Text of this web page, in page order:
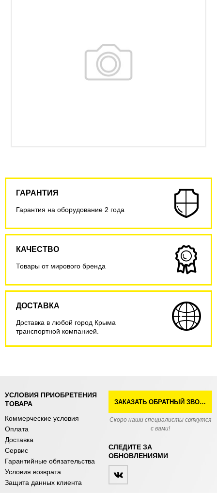
ГАРАНТИЯ
Гарантия на оборудование 2 года
КАЧЕСТВО
Товары от мирового бренда
ДОСТАВКА
Доставка в любой город Крыма
транспортной компанией.
УСЛОВИЯ ПРИОБРЕТЕНИЯ
ТОВАРА
Коммерческие условия
Оплата
Доставка
Сервис
Гарантийные обязательства
Условия возврата
Защита данных клиента
ЗАКАЗАТЬ ОБРАТНЫЙ ЗВОНОК
Скоро наши специалисты свяжутся
с вами!
СЛЕДИТЕ ЗА
ОБНОВЛЕНИЯМИ